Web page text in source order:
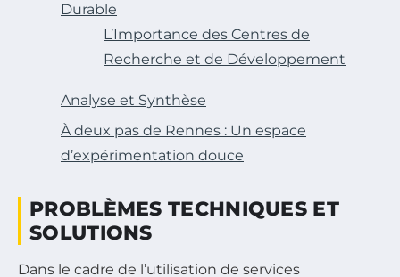
Durable
L’Importance des Centres de
Recherche et de Développement
Analyse et Synthèse
À deux pas de Rennes : Un espace
d’expérimentation douce
PROBLÈMES TECHNIQUES ET
SOLUTIONS
Dans le cadre de l’utilisation de services